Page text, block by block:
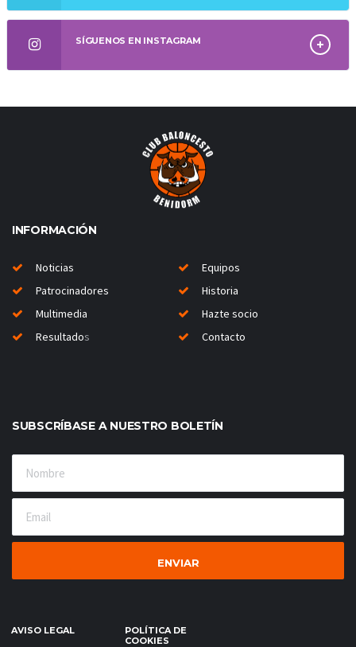
SÍGUENOS EN INSTAGRAM
INFORMACIÓN
Noticias
Equipos
Patrocinadores
Historia
Multimedia
Hazte socio
Resultados Contacto
SUBSCRÍBASE A NUESTRO BOLETÍN
AVISO LEGAL
POLÍTICA DE
COOKIES